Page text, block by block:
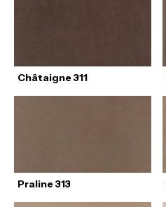
Châtaigne 311
Praline 313